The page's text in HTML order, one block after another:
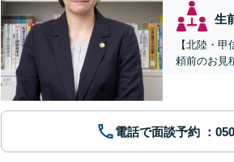
生
【北陸・
頼前のお見
電話で面談予約